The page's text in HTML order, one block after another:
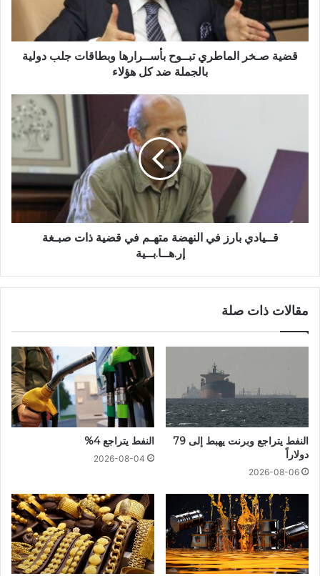
قضية صـخر الماطري تبــوح بأســرارها وبطاقات جلب دولية
بالجملة ضد كل هؤلاء
قــيادي بارز في النهضة متهـم في قضية ذات صبـغة
إر.هــا.بــية
مقالات ذات صلة
النفط يتراجع وبرنت يهبط إلى 79
دولاراً
2026-08-06
النفط يتراجع 4%
2026-08-04